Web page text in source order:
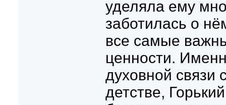
уделяла ему
заботилась о
все самые
ценности.
духовной связи
детстве,